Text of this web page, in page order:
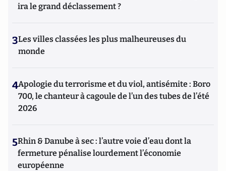
ira le grand déclassement ?
3Les villes classées les plus malheureuses du
monde
4Apologie du terrorisme et du viol, antisémite : Boro
700, le chanteur à cagoule de l’un des tubes de l’été
2026
5Rhin & Danube à sec : l’autre voie d’eau dont la
fermeture pénalise lourdement l’économie
européenne